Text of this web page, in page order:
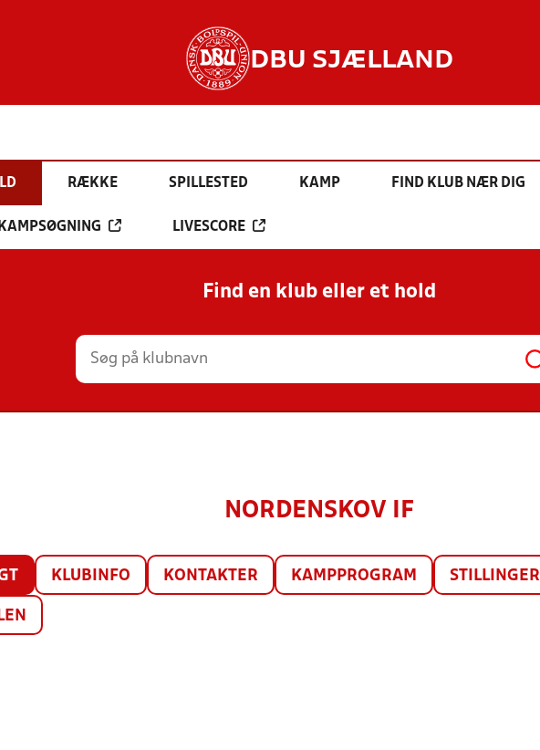
DBU SJÆLLAND
RÆKKE SPILLESTED KAMP FIND KLUB NÆR DIG
LIVESCORE
Find en klub eller et hold
NORDENSKOV IF
KLUBINFO KONTAKTER KAMPPROGRAM STILLINGER